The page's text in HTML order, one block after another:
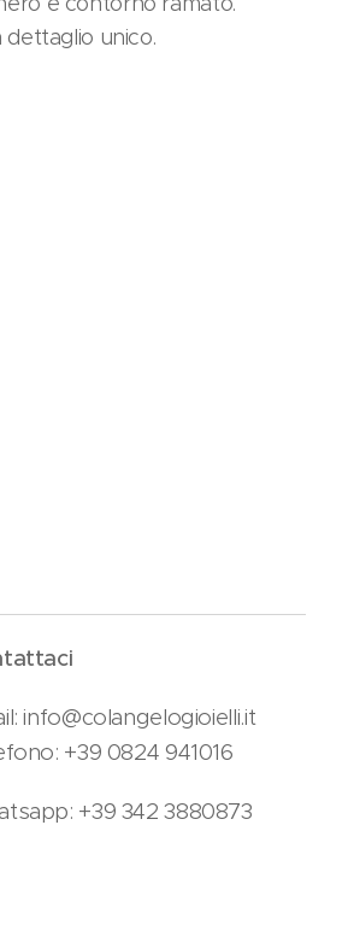
unico.
info@colangelogioielli.it
+39 0824 941016
+39 342 3880873